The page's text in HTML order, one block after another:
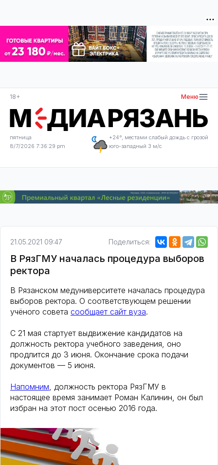
18+ Меню
пятница
8/7/2026 7:36:29 pm
+24°, местами слабый дождь с грозой
юго-западный 3 м/с
21.05.2021 09:47 Поделиться:
В РязГМУ началась процедура выборов
ректора
В Рязанском медуниверситете началась процедура
выборов ректора. О соответствующем решении
учёного совета сообщает сайт вуза.
С 21 мая стартует выдвижение кандидатов на
должность ректора учебного заведения, оно
продлится до 3 июня. Окончание срока подачи
документов — 5 июня.
Напомним, должность ректора РязГМУ в
настоящее время занимает Роман Калинин, он был
избран на этот пост осенью 2016 года.